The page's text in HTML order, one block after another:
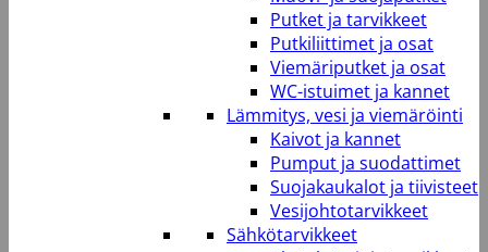
Putket ja tarvikkeet
Putkiliittimet ja osat
Viemäriputket ja osat
WC-istuimet ja kannet
Lämmitys, vesi ja viemäröinti
Kaivot ja kannet
Pumput ja suodattimet
Suojakaukalot ja tiivisteet
Vesijohtotarvikkeet
Sähkötarvikkeet